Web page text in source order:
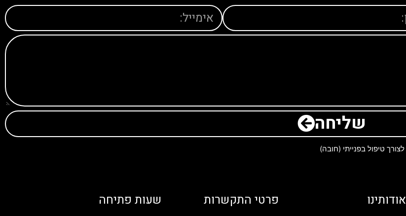
שליחה
טיפול בפנייתי (חובה)
אודותינו פרטי התקשרות שעות פתיחה